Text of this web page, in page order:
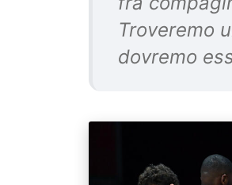
Troveremo
dovremo